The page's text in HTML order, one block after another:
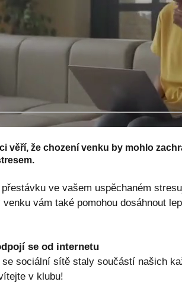
věří, že chození venku by mohlo
ve vašem uspěchaném
vám také pomohou dosáhnout
se od internetu
sociální sítě staly součástí našich
v klubu!